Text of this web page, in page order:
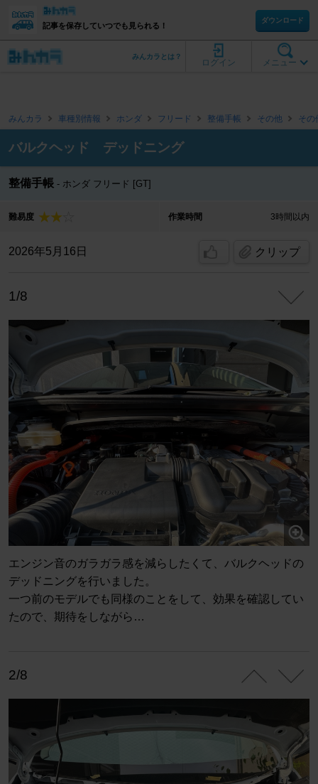
記事を保存していつでも見られる！
ダウンロード
メニュー
ログイン
みんカラとは？
みんカラ 車種別情報 ホンダ フリード 整備手帳 その他 その
バルクヘッド デッドニング
整備手帳 ホンダ フリード [GT]
難易度 作業時間 3時間以内
2026年5月16日 クリップ
1/8
エンジン音のガラガラ感を減らしたくて、バルクヘッドの
デッドニングを行いました。
一つ前のモデルでも同様のことをして、効果を確認してい
たので、期待をしながら…
2/8